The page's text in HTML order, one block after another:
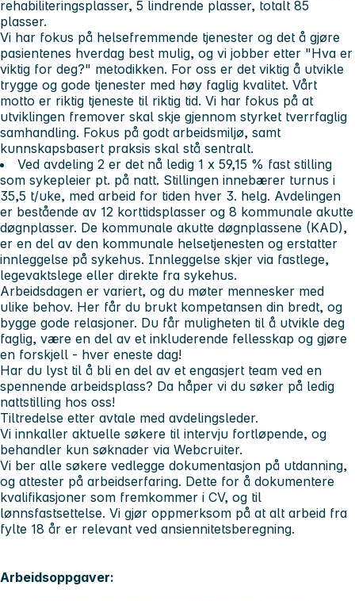
rehabiliteringsplasser, 5 lindrende plasser, totalt 85
plasser.
Vi har fokus på helsefremmende tjenester og det å gjøre
pasientenes hverdag best mulig, og vi jobber etter "Hva er
viktig for deg?" metodikken. For oss er det viktig å utvikle
trygge og gode tjenester med høy faglig kvalitet. Vårt
motto er riktig tjeneste til riktig tid. Vi har fokus på at
utviklingen fremover skal skje gjennom styrket tverrfaglig
samhandling. Fokus på godt arbeidsmiljø, samt
kunnskapsbasert praksis skal stå sentralt.
Ved avdeling 2 er det nå ledig 1 x 59,15 % fast stilling
som sykepleier pt. på natt. Stillingen innebærer turnus i
35,5 t/uke, med arbeid for tiden hver 3. helg. Avdelingen
er bestående av 12 korttidsplasser og 8 kommunale akutte
døgnplasser. De kommunale akutte døgnplassene (KAD),
er en del av den kommunale helsetjenesten og erstatter
innleggelse på sykehus. Innleggelse skjer via fastlege,
legevaktslege eller direkte fra sykehus.
Arbeidsdagen er variert, og du møter mennesker med
ulike behov. Her får du brukt kompetansen din bredt, og
bygge gode relasjoner. Du får muligheten til å utvikle deg
faglig, være en del av et inkluderende fellesskap og gjøre
en forskjell - hver eneste dag!
Har du lyst til å bli en del av et engasjert team ved en
spennende arbeidsplass? Da håper vi du søker på ledig
nattstilling hos oss!
Tiltredelse etter avtale med avdelingsleder.
Vi innkaller aktuelle søkere til intervju fortløpende, og
behandler kun søknader via Webcruiter.
Vi ber alle søkere vedlegge dokumentasjon på utdanning,
og attester på arbeidserfaring. Dette for å dokumentere
kvalifikasjoner som fremkommer i CV, og til
lønnsfastsettelse. Vi gjør oppmerksom på at alt arbeid fra
fylte 18 år er relevant ved ansiennitetsberegning.
Arbeidsoppgaver: